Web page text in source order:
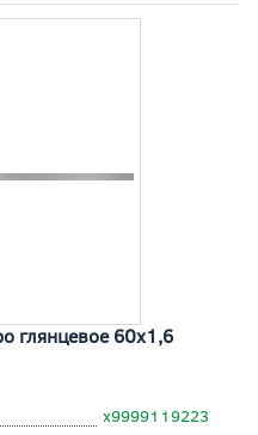
глянцевое 60x1,6
х9999119223